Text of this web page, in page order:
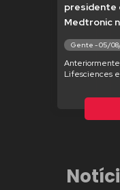
presidente
Medtronic
Gente - 05/
Lifesciences